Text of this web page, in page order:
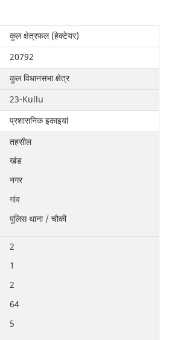
कुल क्षेत्रफल(हेक्टेयर)
20792
कुल विधानसभा क्षेत्र
23-Kullu
प्रशासनिक इकाइयां
तहसील
खंड
नगर
गांव
पुलिस थाना / चौकी
2
1
2
64
5